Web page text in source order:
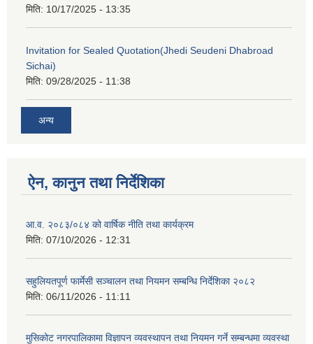
मिति: 10/17/2025 - 13:35
Invitation for Sealed Quotation(Jhedi Seudeni Dhabroad
Sichai)
मिति: 09/28/2025 - 11:38
अन्य
ऐन, कानुन तथा निर्देशिका
आ.व. २०८३/०८४ को वार्षिक नीति तथा कार्यक्रम
मिति: 07/10/2026 - 12:31
सहुलियतपूर्ण फार्मेसी सञ्चालन तथा नियमन सम्बन्धि निर्देशिका २०८२
मिति: 06/11/2026 - 11:11
मुसिकोट नगरपालिकामा विज्ञापन व्यवस्थापन तथा नियमन गर्ने सम्बन्धमा व्यवस्था